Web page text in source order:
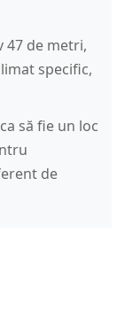
47 de metri,
specific,
să fie un loc
de